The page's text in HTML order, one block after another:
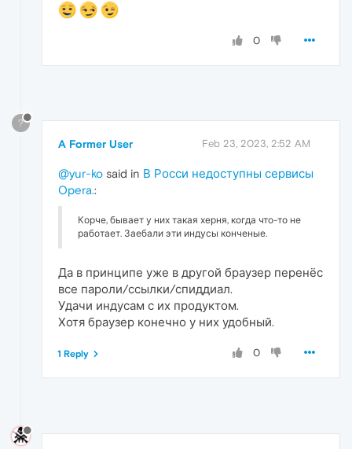
0
?
A Former User Feb 23, 2023, 2:52 AM
@yur-ko said in В Росси недоступны сервисы
Opera.:
Корче, бывает у них такая херня, когда что-то не
работает. Заебали эти индусы конченые.
Да в принципе уже в другой браузер перенёс
все пароли/ссылки/спиддиал.
Удачи индусам с их продуктом.
Хотя браузер конечно у них удобный.
0
1 Reply